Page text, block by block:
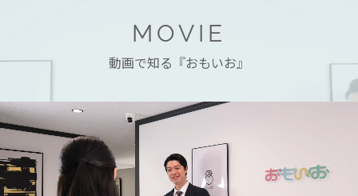
MOVIE
動画で知る『おもいお』